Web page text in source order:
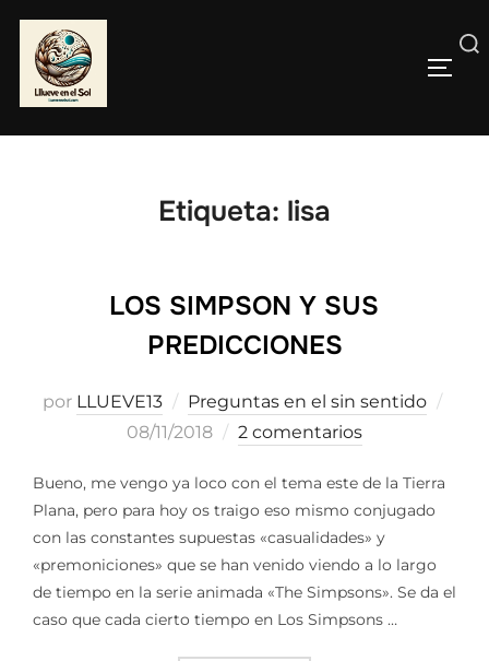
contenido
Buscar:
Etiqueta: lisa
LOS SIMPSON Y SUS
PREDICCIONES
por LLUEVE13 Preguntas en el sin sentido
08/11/2018 2 comentarios
Bueno, me vengo ya loco con el tema este de la Tierra
Plana, pero para hoy os traigo eso mismo conjugado
con las constantes supuestas «casualidades» y
«premoniciones» que se han venido viendo a lo largo
de tiempo en la serie animada «The Simpsons». Se da el
caso que cada cierto tiempo en Los Simpsons …